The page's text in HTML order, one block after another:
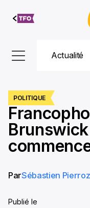
Aller au
contenu
Actualité
POLITIQUE
ParSébastien Pierroz
Publié le